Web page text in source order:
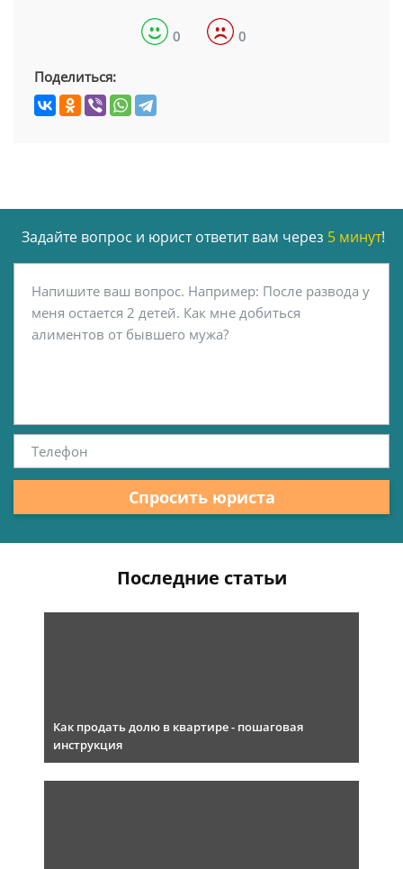
0 0
Поделиться:
Задайте вопрос и юрист ответит вам через 5 минут!
Спросить юриста
Последние статьи
Как продать долю в квартире - пошаговая
инструкция